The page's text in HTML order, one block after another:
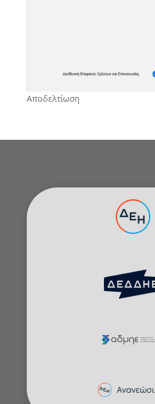
Αποδελτίωση